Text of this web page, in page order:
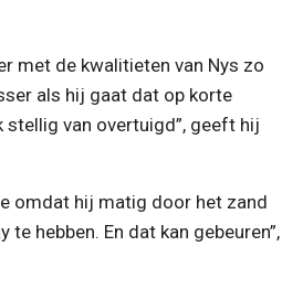
met de kwalitieten van Nys zo
als hij gaat dat op korte
van overtuigd”, geeft hij
omdat hij matig door het zand
hebben. En dat kan gebeuren”,